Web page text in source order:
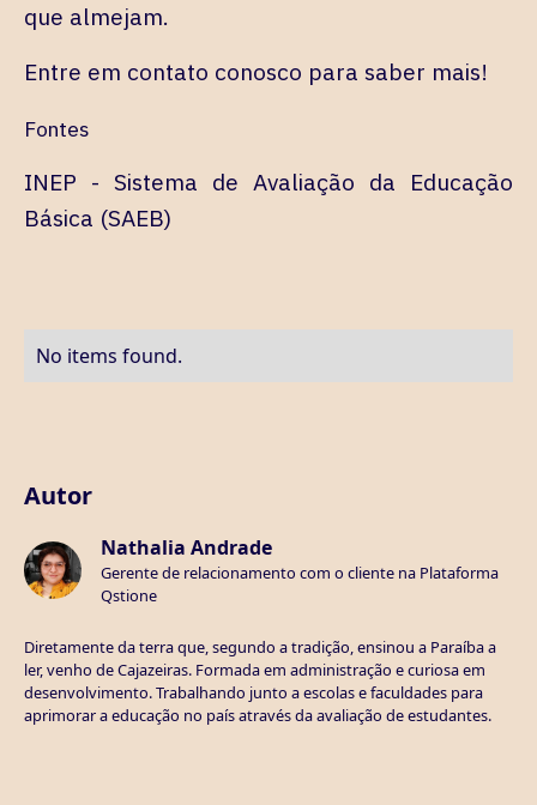
Autor
Nathalia Andrade
Gerente de relacionamento com o cliente na Plataforma
Qstione
Diretamente da terra que, segundo a tradição, ensinou a Paraíba a
ler, venho de Cajazeiras. Formada em administração e curiosa em
desenvolvimento. Trabalhando junto a escolas e faculdades para
aprimorar a educação no país através da avaliação de estudantes.
que almejam.
Entre em contato conosco para saber mais!
Fontes
INEP - Sistema de Avaliação da Educação
Básica (SAEB)
No items found.